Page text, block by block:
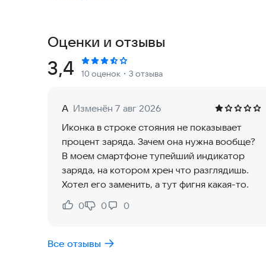
решениям на рынке.
пользователей. В ближайшее время появятся
статистика и новые виджеты. Приложение
работает стабильно на всех известных
✓ Отображение уровня заряда в процентах (%)
✓ Поддержка виджетов на экране блокировки
✓ Полная совместимость со всеми типами
✓ Индикатор источника питания
✓ Точное отображение заряда с шагом 1%
✓ Дополнительная информация о состоянии
Оценки и отзывы
Рейтинг:
3,4 10 оценок ・3 отзыва
А Изменён 7 авг 2026
Иконка в строке стояния не показывает
процент заряда. Зачем она нужна вообще?
В моем смартфоне тупейший индикатор
заряда, на котором хрен что разглядишь.
Хотел его заменить, а тут фигня какая-то.
Нравится:
0
Не нравится:
0 0
Все отзывы